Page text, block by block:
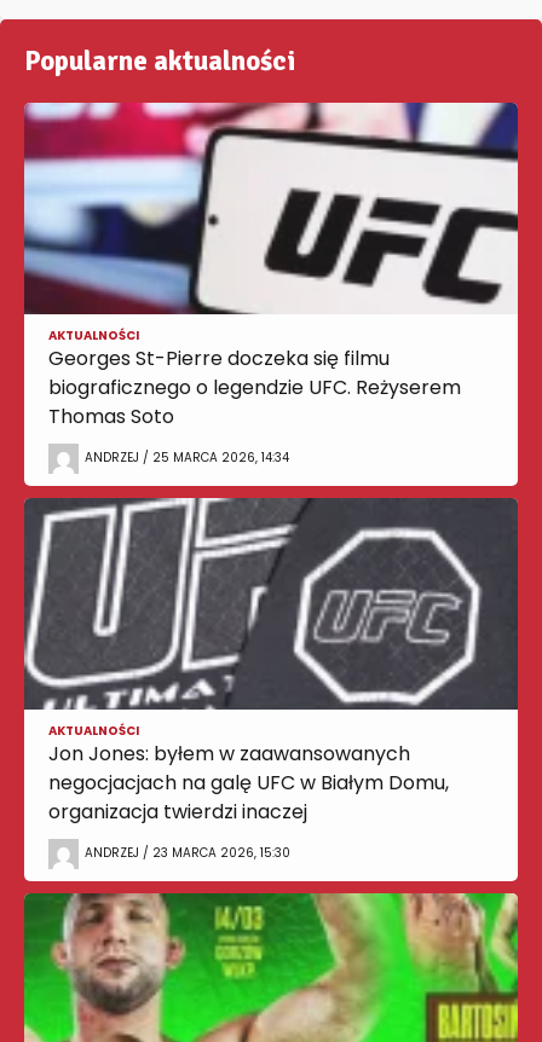
Popularne aktualności
AKTUALNOŚCI
Georges St-Pierre doczeka się filmu
biograficznego o legendzie UFC. Reżyserem
Thomas Soto
ANDRZEJ / 25 MARCA 2026, 14:34
AKTUALNOŚCI
Jon Jones: byłem w zaawansowanych
negocjacjach na galę UFC w Białym Domu,
organizacja twierdzi inaczej
ANDRZEJ / 23 MARCA 2026, 15:30